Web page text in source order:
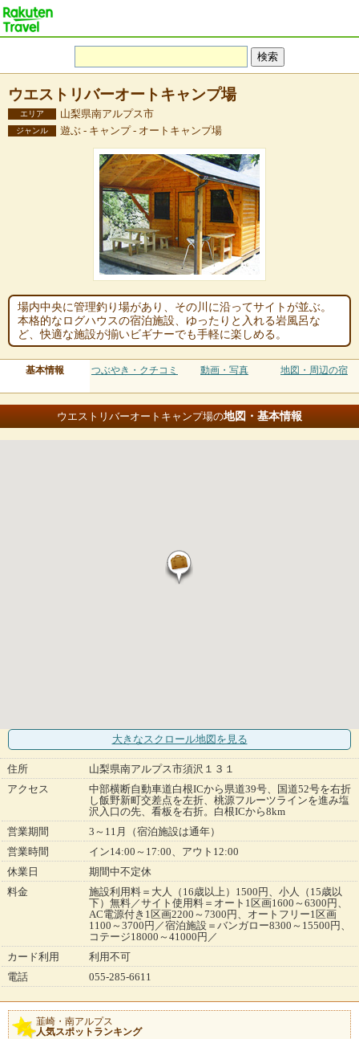
ウエストリバーオートキャンプ場
エリア 山梨県南アルプス市
ジャンル 遊ぶ - キャンプ - オートキャンプ場
場内中央に管理釣り場があり、その川に沿ってサイトが並ぶ。
本格的なログハウスの宿泊施設、ゆったりと入れる岩風呂な
ど、快適な施設が揃いビギナーでも手軽に楽しめる。
基本情報 つぶやき・クチコミ 動画・写真 地図・周辺の宿
ウエストリバーオートキャンプ場の地図・基本情報
大きなスクロール地図 を見る
住所
山梨県南アルプス市須沢１３１
アクセス
中部横断自動車道白根ICから県道39号、国道52号を右折
し飯野新町交差点を左折、桃源フルーツラインを進み塩
沢入口の先、看板を右折。白根ICから8km
営業期間
3～11月（宿泊施設は通年）
営業時間
イン14:00～17:00、アウト12:00
休業日
期間中不定休
料金
施設利用料＝大人（16歳以上）1500円、小人（15歳以
下）無料／サイト使用料＝オート1区画1600～6300円、
AC電源付き1区画2200～7300円、オートフリー1区画
1100～3700円／宿泊施設＝バンガロー8300～15500円、
コテージ18000～41000円／
カード利用
利用不可
電話
055-285-6611
韮崎・南アルプス
人気スポットランキング